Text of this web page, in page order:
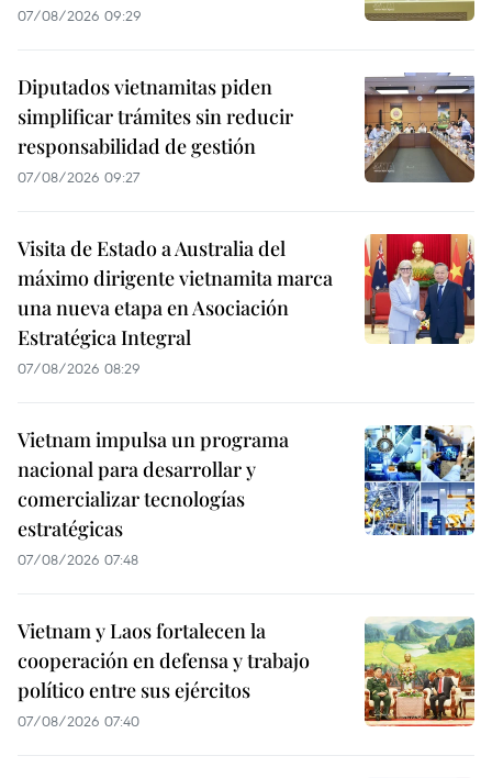
07/08/2026 09:29
Diputados vietnamitas piden
simplificar trámites sin reducir
responsabilidad de gestión
07/08/2026 09:27
Visita de Estado a Australia del
máximo dirigente vietnamita marca
una nueva etapa en Asociación
Estratégica Integral
07/08/2026 08:29
Vietnam impulsa un programa
nacional para desarrollar y
comercializar tecnologías
estratégicas
07/08/2026 07:48
Vietnam y Laos fortalecen la
cooperación en defensa y trabajo
político entre sus ejércitos
07/08/2026 07:40